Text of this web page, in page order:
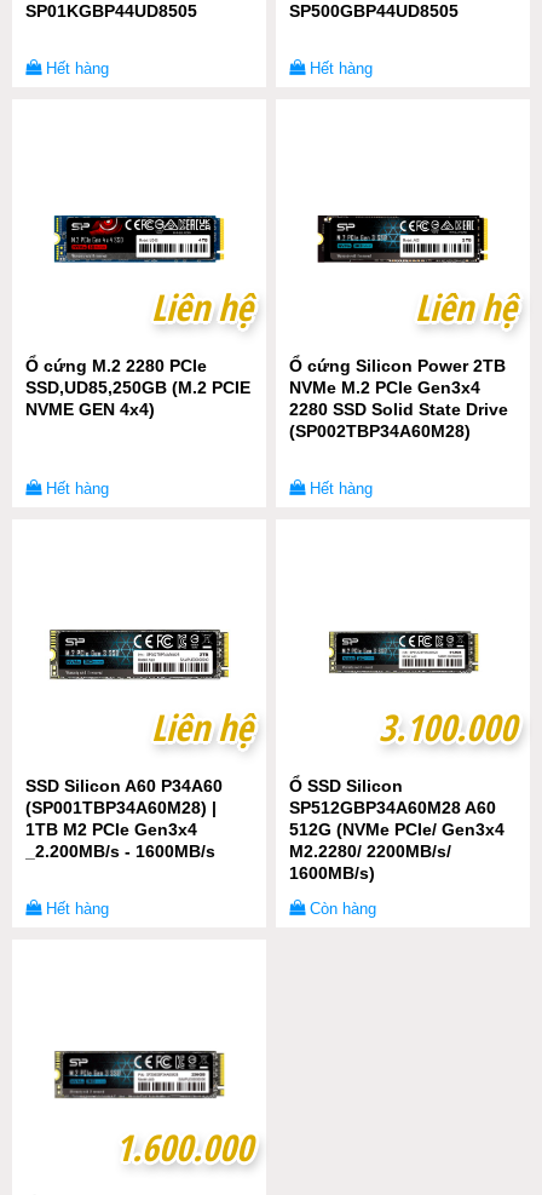
SP01KGBP44UD8505
Hết hàng
SP500GBP44UD8505
Hết hàng
Liên hệ
Liên hệ
Ổ cứng M.2 2280 PCIe
SSD,UD85,250GB (M.2 PCIE
NVME GEN 4x4)
Hết hàng
Liên hệ
Liên hệ
Ổ cứng Silicon Power 2TB
NVMe M.2 PCIe Gen3x4
2280 SSD Solid State Drive
(SP002TBP34A60M28)
Hết hàng
Liên hệ
Liên hệ
SSD Silicon A60 P34A60
(SP001TBP34A60M28) |
1TB M2 PCIe Gen3x4
_2.200MB/s - 1600MB/s
Hết hàng
3.100.000
3.100.000
Ổ SSD Silicon
SP512GBP34A60M28 A60
512G (NVMe PCIe/ Gen3x4
M2.2280/ 2200MB/s/
1600MB/s)
Còn hàng
1.600.000
1.600.000